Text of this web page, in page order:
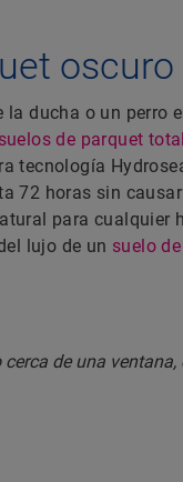
la ducha o un perro
suelos de parquet
tecnología
72 horas sin
para cualquier
lujo de un suelo